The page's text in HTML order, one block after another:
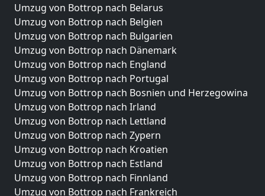
Umzug von Bottrop nach Belarus
Umzug von Bottrop nach Belgien
Umzug von Bottrop nach Bulgarien
Umzug von Bottrop nach Dänemark
Umzug von Bottrop nach England
Umzug von Bottrop nach Portugal
Umzug von Bottrop nach Bosnien und Herzegowina
Umzug von Bottrop nach Irland
Umzug von Bottrop nach Lettland
Umzug von Bottrop nach Zypern
Umzug von Bottrop nach Kroatien
Umzug von Bottrop nach Estland
Umzug von Bottrop nach Finnland
Umzug von Bottrop nach Frankreich